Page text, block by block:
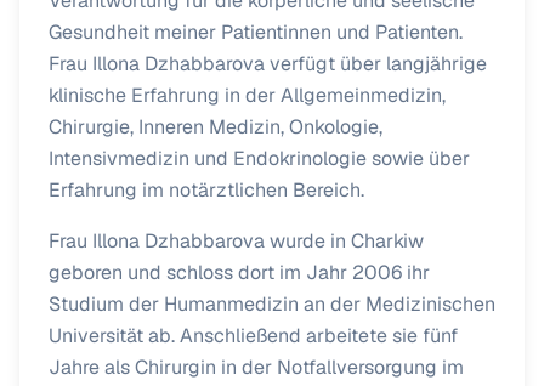
Gesundheit meiner Patientinnen und Patienten.
Frau Illona Dzhabbarova verfügt über langjährige
klinische Erfahrung in der Allgemeinmedizin,
Chirurgie, Inneren Medizin, Onkologie,
Intensivmedizin und Endokrinologie sowie über
Erfahrung im notärztlichen Bereich.
Frau Illona Dzhabbarova wurde in Charkiw
geboren und schloss dort im Jahr 2006 ihr
Studium der Humanmedizin an der Medizinischen
Universität ab. Anschließend arbeitete sie fünf
Jahre als Chirurgin in der Notfallversorgung im